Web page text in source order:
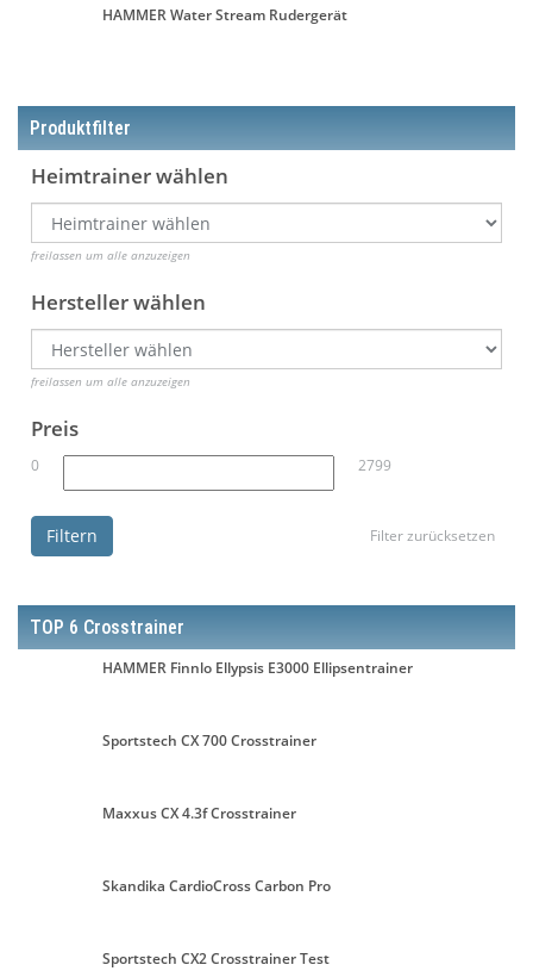
HAMMER Water Stream Rudergerät
Produktfilter
Heimtrainer wählen
freilassen um alle anzuzeigen
Hersteller wählen
freilassen um alle anzuzeigen
Preis
0 2799
Filter zurücksetzen
Filtern
TOP 6 Crosstrainer
HAMMER Finnlo Ellypsis E3000 Ellipsentrainer
Sportstech CX 700 Crosstrainer
Maxxus CX 4.3f Crosstrainer
Skandika CardioCross Carbon Pro
Sportstech CX2 Crosstrainer Test